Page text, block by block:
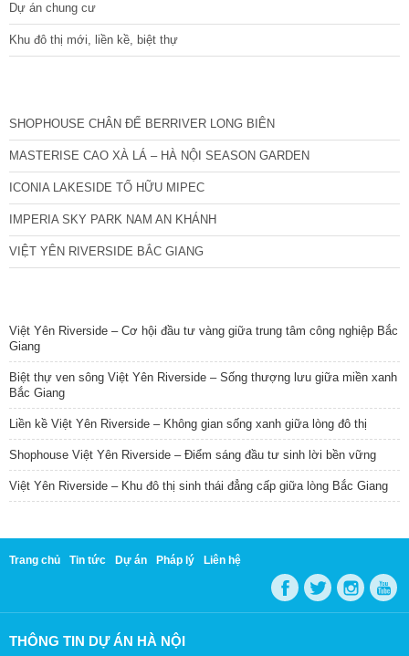
Dự án chung cư
Khu đô thị mới, liền kề, biệt thự
SHOPHOUSE CHÂN ĐẾ BERRIVER LONG BIÊN
MASTERISE CAO XÀ LÁ – HÀ NỘI SEASON GARDEN
ICONIA LAKESIDE TỐ HỮU MIPEC
IMPERIA SKY PARK NAM AN KHÁNH
VIỆT YÊN RIVERSIDE BẮC GIANG
Việt Yên Riverside – Cơ hội đầu tư vàng giữa trung tâm công nghiệp Bắc
Giang
Biệt thự ven sông Việt Yên Riverside – Sống thượng lưu giữa miền xanh
Bắc Giang
Liền kề Việt Yên Riverside – Không gian sống xanh giữa lòng đô thị
Shophouse Việt Yên Riverside – Điểm sáng đầu tư sinh lời bền vững
Việt Yên Riverside – Khu đô thị sinh thái đẳng cấp giữa lòng Bắc Giang
Trang chủ Tin tức Dự án Pháp lý Liên hệ
THÔNG TIN DỰ ÁN HÀ NỘI